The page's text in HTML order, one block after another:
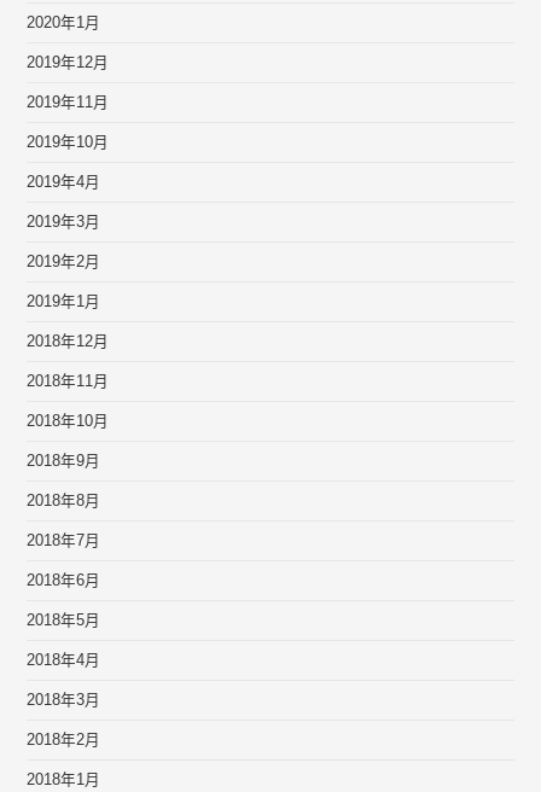
2020年1月
2019年12月
2019年11月
2019年10月
2019年4月
2019年3月
2019年2月
2019年1月
2018年12月
2018年11月
2018年10月
2018年9月
2018年8月
2018年7月
2018年6月
2018年5月
2018年4月
2018年3月
2018年2月
2018年1月